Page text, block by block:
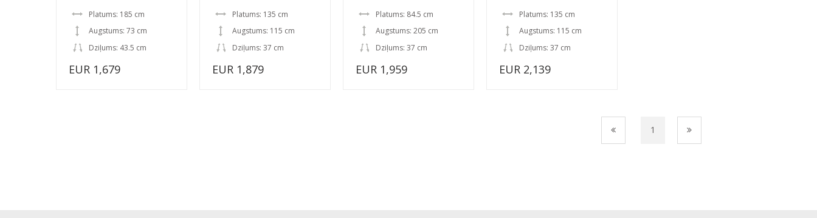
Platums: 185 cm
Augstums: 73 cm
Dziļums: 43.5 cm
EUR 1,679
Platums: 135 cm
Augstums: 115 cm
Dziļums: 37 cm
EUR 1,879
Platums: 84.5 cm
Augstums: 205 cm
Dziļums: 37 cm
EUR 1,959
Platums: 135 cm
Augstums: 115 cm
Dziļums: 37 cm
EUR 2,139
1